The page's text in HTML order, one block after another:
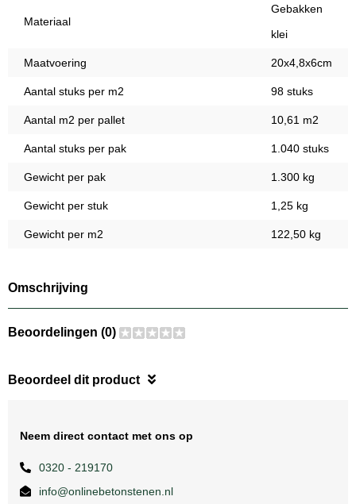
Materiaal
Gebakken
klei
Maatvoering 20x4,8x6cm
Aantal stuks per m2 98 stuks
Aantal m2 per pallet 10,61 m2
Aantal stuks per pak 1.040 stuks
Gewicht per pak 1.300 kg
Gewicht per stuk 1,25 kg
Gewicht per m2 122,50 kg
Omschrijving
Beoordelingen (0)
Beoordeel dit product
Neem direct contact met ons op
0320 - 219170
info@onlinebetonstenen.nl